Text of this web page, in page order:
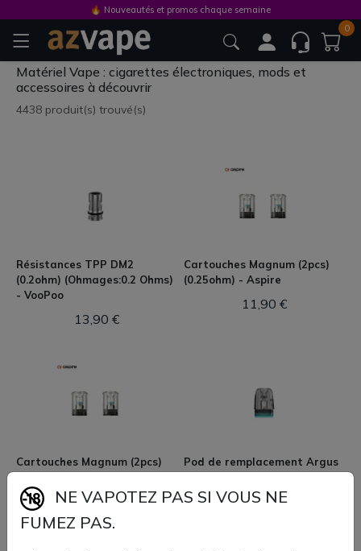
0
Matériel Vape : cigarettes électroniques, mods et
accessoires à découvrir
4438 produit(s) trouvé(s)
Résistances TPP DM2
(0.2ohm) (Ohmages:0.2 Ohms)
- VooPoo
13,90 €
Cartouches Magnum (2pcs)
(0.25ohm) - Aspire
11,90 €
Cartouches Magnum (2pcs)
11,90 €
Pod de remplacement Argus
(Ohmages:1.0 Ohms) - VooPoo
🔥 Nouveautés et promos chaque semaine
NE VAPOTEZ PAS SI VOUS NE
FUMEZ PAS.